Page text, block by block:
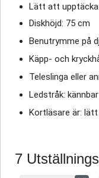
Lätt att
Diskhöjd: 75 cm
Benutrymme på
Käpp- och
Teleslinga eller
Ledstråk:
Kortläsare är:
7